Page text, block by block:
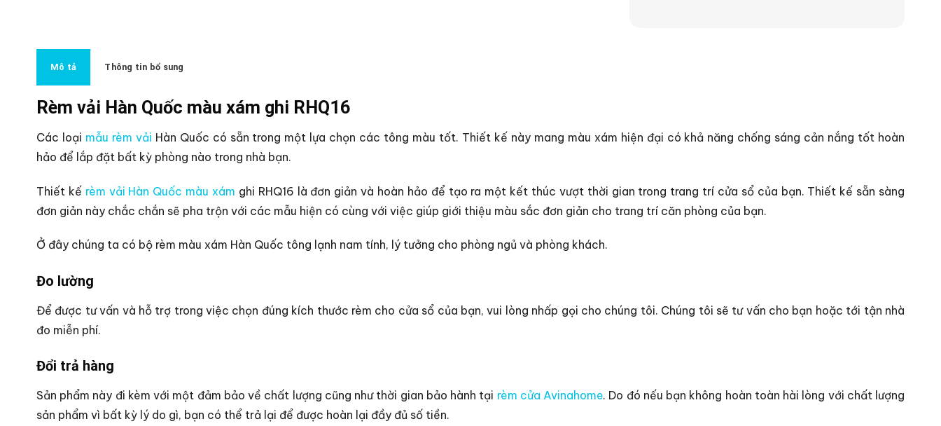
Mô tả Thông tin bổ sung
Rèm vải Hàn Quốc màu xám ghi RHQ16
Các loại mẫu rèm vải Hàn Quốc có sẵn trong một lựa chọn các tông màu tốt. Thiết kế này mang màu xám hiện đại có khả năng chống sáng cản nắng tốt hoàn
hảo để lắp đặt bất kỳ phòng nào trong nhà bạn.
Thiết kế rèm vải Hàn Quốc màu xám ghi RHQ16 là đơn giản và hoàn hảo để tạo ra một kết thúc vượt thời gian trong trang trí cửa sổ của bạn. Thiết kế sẵn sàng
đơn giản này chắc chắn sẽ pha trộn với các mẫu hiện có cùng với việc giúp giới thiệu màu sắc đơn giản cho trang trí căn phòng của bạn.
Ở đây chúng ta có bộ rèm màu xám Hàn Quốc tông lạnh nam tính, lý tưởng cho phòng ngủ và phòng khách.
Đo lường
Để được tư vấn và hỗ trợ trong việc chọn đúng kích thước rèm cho cửa sổ của bạn, vui lòng nhấp gọi cho chúng tôi. Chúng tôi sẽ tư vấn cho bạn hoặc tới tận nhà
đo miễn phí.
Đổi trả hàng
Sản phẩm này đi kèm với một đảm bảo về chất lượng cũng như thời gian bảo hành tại rèm cửa Avinahome. Do đó nếu bạn không hoàn toàn hài lòng với chất lượng
sản phẩm vì bất kỳ lý do gì, bạn có thể trả lại để được hoàn lại đầy đủ số tiền.